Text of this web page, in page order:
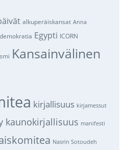
alkuperäiskansat Anna
demokratia Egypti ICORN
Kansainvälinen
kirjallisuus kirjamessut
kaunokirjallisuus manifesti
Nasrin Sotoudeh